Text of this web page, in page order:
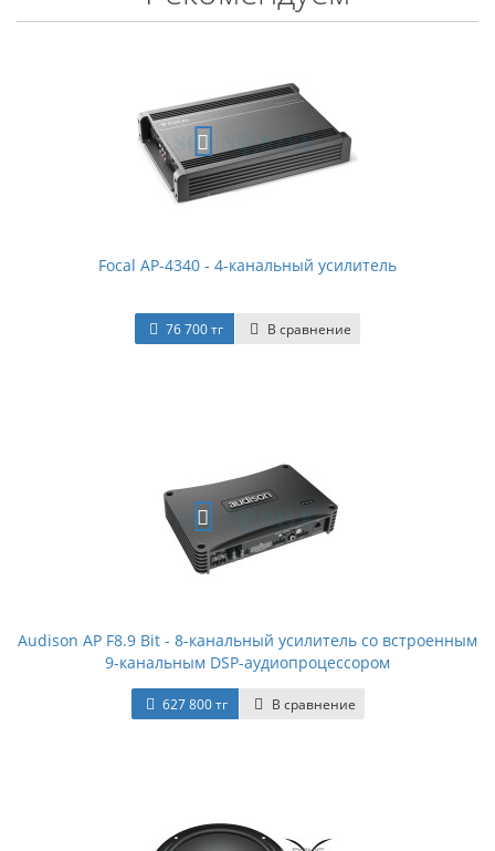
Focal AP-4340 - 4-канальный усилитель
76 700 тг В сравнение
Audison AP F8.9 Bit - 8-канальный усилитель со встроенным
9-канальным DSP-аудиопроцессором
627 800 тг В сравнение